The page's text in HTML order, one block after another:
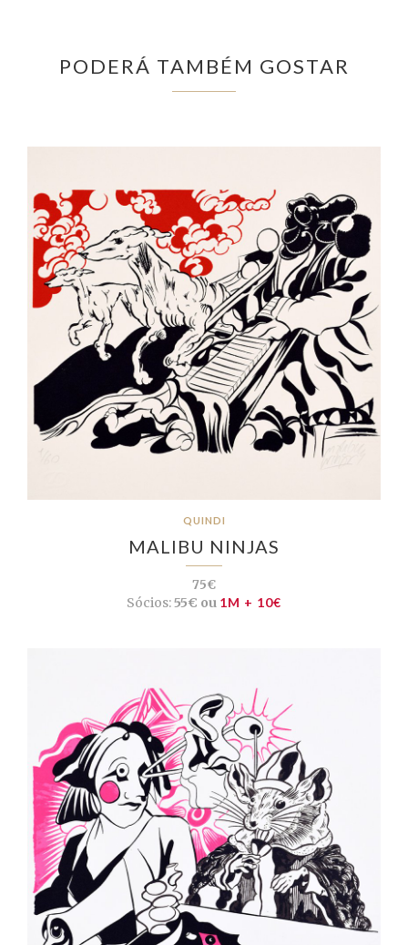
PODERÁ TAMBÉM GOSTAR
QUINDI
MALIBU NINJAS
75€
Sócios:55€ ou 1M + 10€